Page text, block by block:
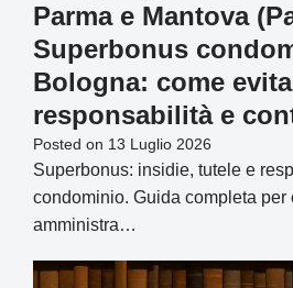
Parma e Mantova
Superbonus
Bologna: come
responsabilità e
Posted on 13 Luglio 2026
Superbonus: insidie, tutele e
condominio. Guida completa per
amministra…